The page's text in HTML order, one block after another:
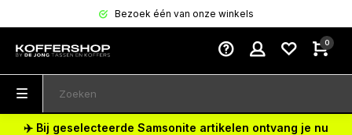
Bezoek één van onze winkels
0
✈️ Bij geselecteerde Samsonite artikelen ontvang je nu